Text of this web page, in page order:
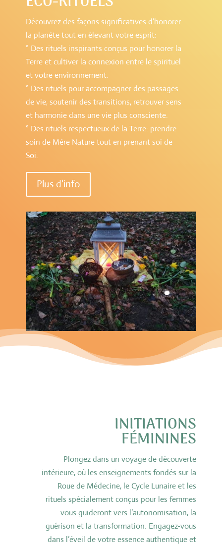
Découvrez des façons significatives d’honorer
la planète tout en élevant votre esprit:
° Des rituels inspirants conçus pour honorer la
Terre et cultiver la connexion entre le spirituel
et votre environnement.
° Des rituels pour accompagner des passages
de vie, soutenir des transitions, retrouver sens
et harmonie dans une vie plus consciente.
° Des rituels respectueux de la Terre: prendre
soin de Mère Nature tout en prenant soi de
Soi.
Plus d'info
INITIATIONS
FÉMININES
Plongez dans un voyage de découverte
intérieure, où les enseignements fondés sur la
Roue de Médecine, le Cycle Lunaire et les
rituels spécialement conçus pour les femmes
vous guideront vers l’autonomisation, la
guérison et la transformation. Engagez-vous
dans l’éveil de votre essence authentique et